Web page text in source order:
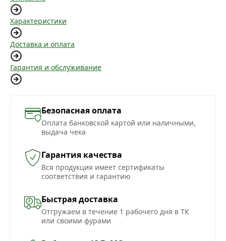
Характеристики
Доставка и оплата
Гарантия и обслуживание
Безопасная оплата
Оплата банковской картой или наличными,
выдача чека
Гарантия качества
Вся продукция имеет сертификаты
соответствия и гарантию
Быстрая доставка
Отгружаем в течение 1 рабочего дня в ТК
или своими фурами